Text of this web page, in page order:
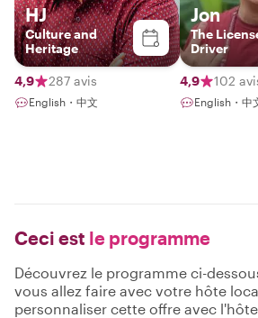
HJ
Culture and
Heritage
4,9 287 avis
English・中文
Jon
The
Driver
4,9 102
English・中
Ceci est le programme
Découvrez le programme ci-
vous allez faire avec votre hôte
personnaliser cette offre avec